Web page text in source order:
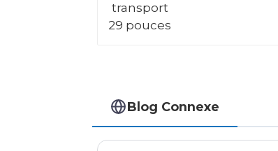
Blog Connexe